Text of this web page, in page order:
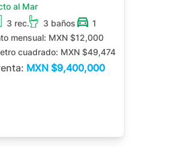
al Mar
3 rec. 3 baños
1
mensual: MXN $12,000
cuadrado: MXN $49,474
MXN $9,400,000